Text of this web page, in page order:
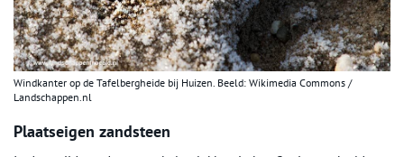
Windkanter op de Tafelbergheide bij Huizen. Beeld: Wikimedia Commons /
Landschappen.nl
Plaatseigen zandsteen